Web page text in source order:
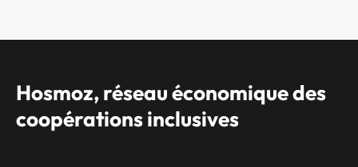
Hosmoz, réseau économique des
coopérations inclusives